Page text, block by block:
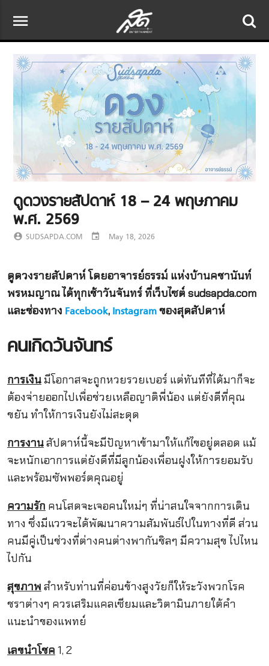
menu
ดูดวงรายสัปดาห์ 18 – 24 พฤษภาคม
พ.ศ. 2569
account_circle SUDSAPDA.COM event May 18, 2026
ดูดวงรายสัปดาห์ โดยอาจารย์ธรรม์ แห่งบ้านคชานันท์
พรหมญาณ ได้ทุกเช้าวันจันทร์ ที่เว็บไซต์ sudsapda.com
และช่องทาง Facebook, Instagramของสุดสัปดาห์
คนเกิดวันจันทร์
การเงินมีโอกาสจะถูกหวยรวยเบอร์ แต่ทันทีที่ได้มาก็จะ
ต้องจ่ายออกไปเพื่อช่วยเหลือญาติพี่น้อง แต่ยังดีที่คุณ
ขยัน ทำให้การเงินยังไม่สะดุด
การงานสัปดาห์นี้จะมีปัญหาเข้ามาให้แก้ไขอยู่ตลอด แม้
จะหนักเอาการแต่ยังดีที่มีลูกน้องเพื่อนฝูงให้การยอมรับ
และพร้อมซัพพอร์ตคุณอยู่
ความรัก คนโสดจะเจอคนใหม่ๆ ที่น่าสนใจจากการเดิน
ทาง ซึ่งมีแววจะได้พัฒนาความสัมพันธ์ไปในทางที่ดี ส่วน
คนมีคู่เป็นช่วงที่ต่างคนต่างพากันชิลๆ มีความสุข ไปไหน
ไปกัน
สุขภาพ สำหรับท่านที่ค่อนข้างสูงวัยก็ให้ระวังพวกโรค
ชราต่างๆ ควรเสริมแคลเซียมและวิตามินภายใต้คำ
แนะนำของแพทย์
เลขนำโชค 1, 2